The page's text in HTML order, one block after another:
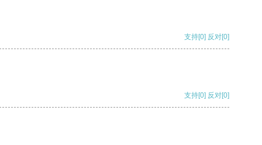
支持[0] 反对[0]
支持[0] 反对[0]